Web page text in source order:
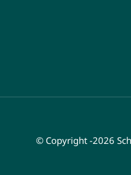
© Copyright -2026